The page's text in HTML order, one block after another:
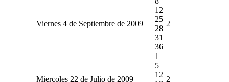
Viernes 4 de Septiembre de 2009
12
25
28
31
36
2
Miercoles 22 de Julio de 2009
1
5
12
2